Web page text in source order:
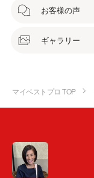
お客様の声
ギャラリー
マイベストプロ TOP